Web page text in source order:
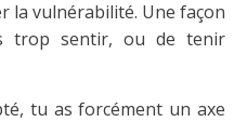
la vulnérabilité. Une façon
trop sentir, ou de tenir
tu as forcément un axe